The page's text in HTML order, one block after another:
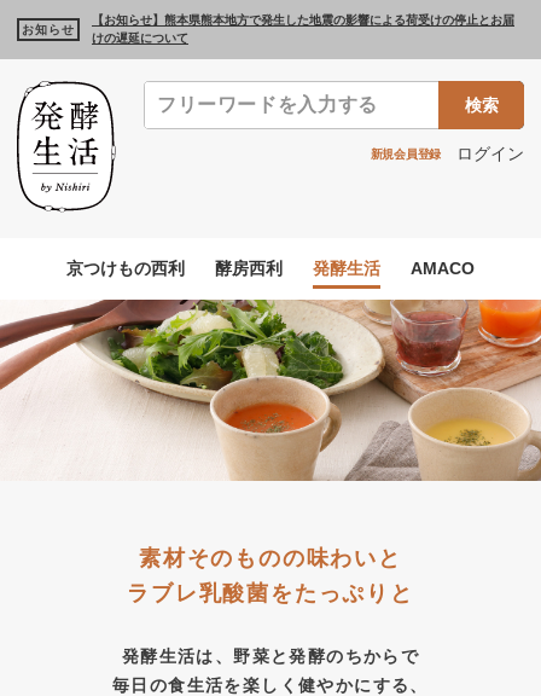
お知らせ
【お知らせ】熊本県熊本地方で発生した地震の影響による荷受けの停止とお届
けの遅延について
検索
新規会員登録 ログイン
京つけもの西利 酵房西利 発酵生活 AMACO
素材そのものの味わいと
ラブレ乳酸菌をたっぷりと
発酵生活は、野菜と発酵のちからで
毎日の食生活を楽しく健やかにする、